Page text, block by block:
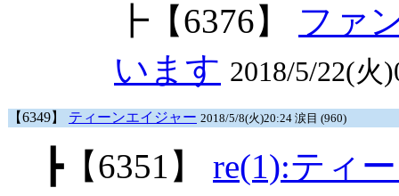
┣ 【6376】
ファ
います 2018/5/22(火
【6349】 ティーンエイジャー 2018/5/8(火)20:24 涙目 (960)
┣【6351】 re(1):ティ